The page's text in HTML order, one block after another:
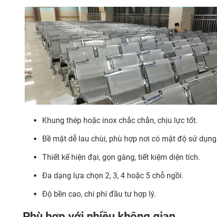
Khung thép hoặc inox chắc chắn, chịu lực tốt.
Bề mặt dễ lau chùi, phù hợp nơi có mật độ sử
Thiết kế hiện đại, gọn gàng, tiết kiệm diện tích.
Đa dạng lựa chọn 2, 3, 4 hoặc 5 chỗ ngồi.
Độ bền cao, chi phí đầu tư hợp lý.